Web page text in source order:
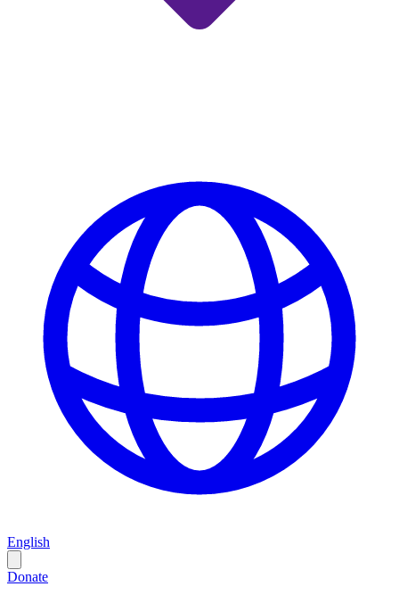
English
Donate